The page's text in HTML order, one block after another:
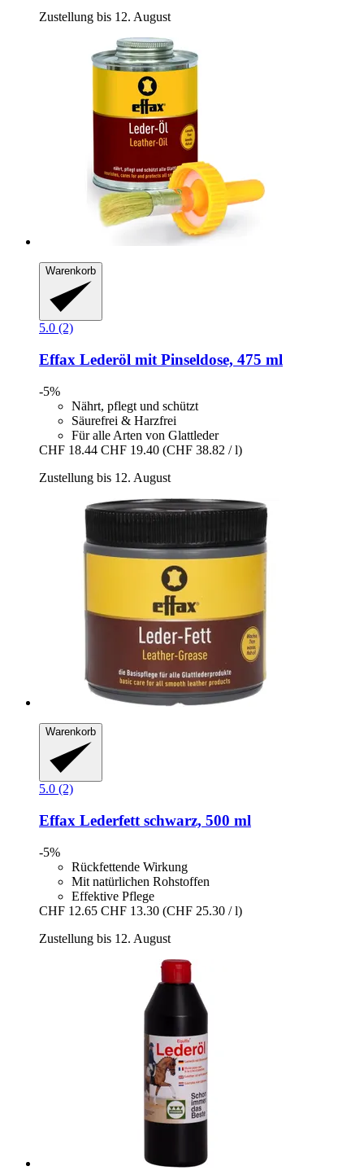
Zustellung bis 12. August
Warenkorb
5.0 (2)
Effax Lederöl mit Pinseldose, 475 ml
-5%
Nährt, pflegt und schützt
Säurefrei & Harzfrei
Für alle Arten von Glattleder
CHF 18.44 CHF 19.40 (CHF 38.82 / l)
Zustellung bis 12. August
Warenkorb
5.0 (2)
Effax Lederfett schwarz, 500 ml
-5%
Rückfettende Wirkung
Mit natürlichen Rohstoffen
Effektive Pflege
CHF 12.65 CHF 13.30 (CHF 25.30 / l)
Zustellung bis 12. August